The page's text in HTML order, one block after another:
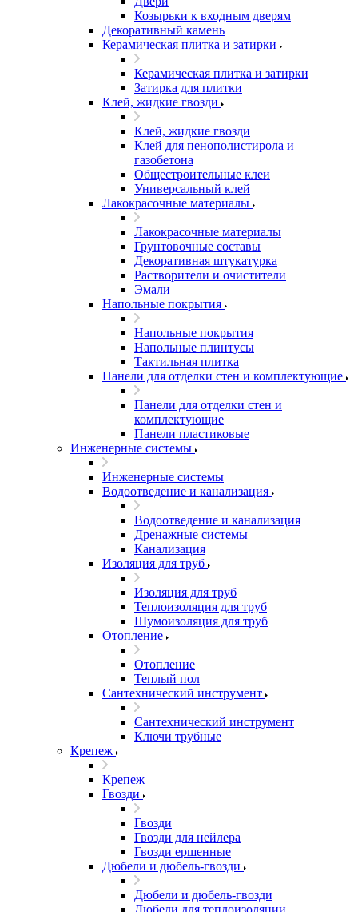
Козырьки к входным дверям
Декоративный камень
Керамическая плитка и затирки
Керамическая плитка и затирки
Затирка для плитки
Клей, жидкие гвозди
Клей, жидкие гвозди
Клей для пенополистирола и
газобетона
Общестроительные клеи
Универсальный клей
Лакокрасочные материалы
Лакокрасочные материалы
Грунтовочные составы
Декоративная штукатурка
Растворители и очистители
Эмали
Напольные покрытия
Напольные покрытия
Напольные плинтусы
Тактильная плитка
Панели для отделки стен и комплектующие
Панели для отделки стен и
комплектующие
Панели пластиковые
Инженерные системы
Инженерные системы
Водоотведение и канализация
Водоотведение и канализация
Дренажные системы
Канализация
Изоляция для труб
Изоляция для труб
Теплоизоляция для труб
Шумоизоляция для труб
Отопление
Отопление
Теплый пол
Сантехнический инструмент
Сантехнический инструмент
Ключи трубные
Крепеж
Крепеж
Гвозди
Гвозди
Гвозди для нейлера
Гвозди ершенные
Дюбели и дюбель-гвозди
Дюбели и дюбель-гвозди
Дюбели для теплоизоляции